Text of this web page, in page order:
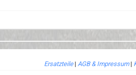
Ersatzteile| AGB & Impressum|